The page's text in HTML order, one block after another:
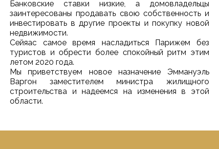
Банковские ставки низкие, а домовладельцы
заинтересованы продавать свою собственность и
инвестировать в другие проекты и покупку новой
недвижимости.
Сейяас самое время насладиться Парижем без
туристов и обрести более спокойный ритм этим
летом 2020 года.
Мы приветствуем новое назначение Эммануэль
Варгон заместителем министра жилищного
строительства и надеемся на изменения в этой
области.